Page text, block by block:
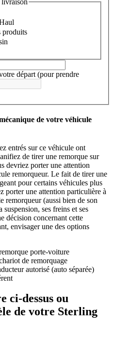
livraison
produits
départ (pour prendre
de votre véhicule
entrés sur ce véhicule ont
de tirer une remorque sur
devriez porter une attention
remorqueur. Le fait de tirer une
pour certains véhicules plus
porter une attention particulière à
remorqueur (aussi bien de son
suspension, ses freins et ses
décision concernant cette
envisager une des options
porte-voiture
de remorquage
autorisé (auto séparée)
ci-dessus ou
de votre Sterling